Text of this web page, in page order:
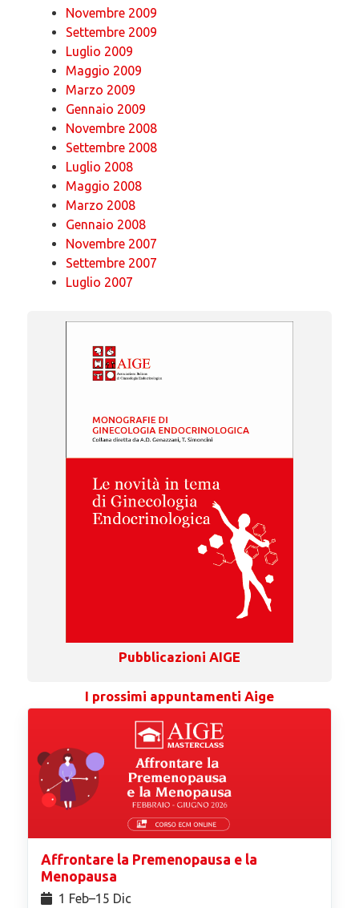
Novembre 2009
Settembre 2009
Luglio 2009
Maggio 2009
Marzo 2009
Gennaio 2009
Novembre 2008
Settembre 2008
Luglio 2008
Maggio 2008
Marzo 2008
Gennaio 2008
Novembre 2007
Settembre 2007
Luglio 2007
Pubblicazioni AIGE
I prossimi appuntamenti Aige
Affrontare la Premenopausa e la
Menopausa
1 Feb⁠–15 Dic